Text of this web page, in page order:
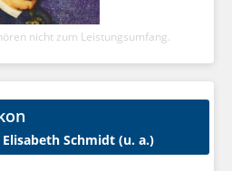
nicht zum Leistungsumfang.
Elisabeth Schmidt (u. a.)